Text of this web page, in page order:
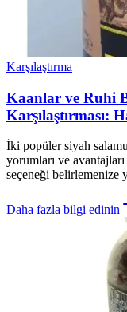
Karşılaştırma
Kaanlar ve Ruhi
Karşılaştırması:
İki popüler siyah
yorumları ve
seçeneği belirlemenize
Daha fazla bilgi edinin